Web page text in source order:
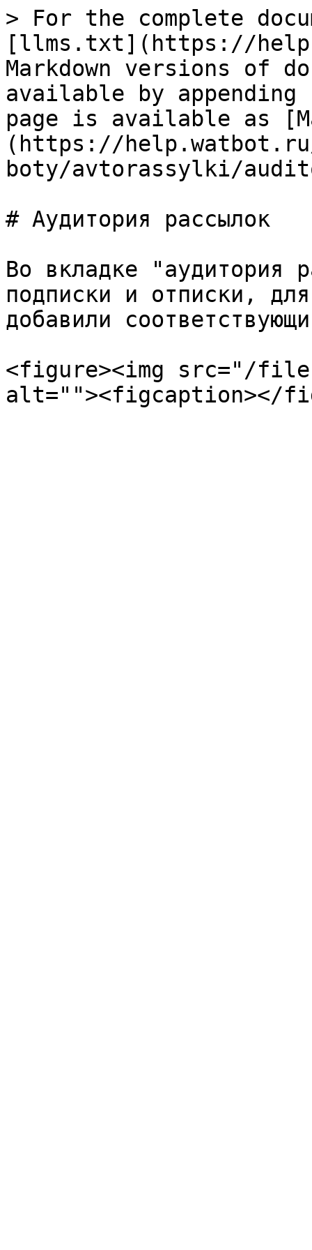
> For the complete
[llms.txt](https://
Markdown versions of
available by
page is available as
(https://
boty/avtorassylki/
# Аудитория рассылок
Во вкладке "аудитория
подписки и отписки,
добавили
<figure><img src="/files/